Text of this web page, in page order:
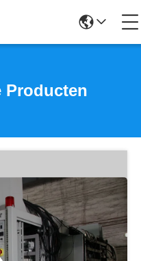
Producten